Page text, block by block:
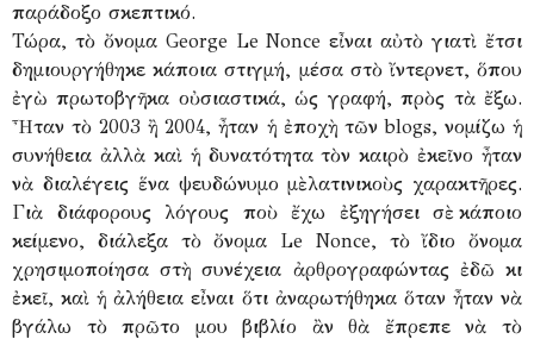
παράδοξο σκεπτικό.
Τώρα, τὸ ὄνομα George Le Nonce εἶναι αὐτὸ γιατὶ ἔτσι
δημιουργήθηκε κάποια στιγμή, μέσα στὸ ἴντερνετ, ὅπου
ἐγὼ πρωτοβγῆκα οὐσιαστικά, ὡς γραφή, πρὸς τὰ ἔξω.
Ἦταν τὸ 2003 ἢ 2004, ἦταν ἡ ἐποχὴ τῶν blogs, νομίζω ἡ
συνήθεια ἀλλὰ καὶ ἡ δυνατότητα τὸν καιρὸ ἐκεῖνο ἦταν
νὰ διαλέγεις ἕνα ψευδώνυμο μὲ λατινικοὺς χαρακτῆρες.
Γιὰ διάφορους λόγους ποὺ ἔχω ἐξηγήσει σὲ κάποιο
κείμενο, διάλεξα τὸ ὄνομα Le Nonce, τὸ ἴδιο ὄνομα
χρησιμοποίησα στὴ συνέχεια ἀρθρογραφώντας ἐδῶ κι
ἐκεῖ, καὶ ἡ ἀλήθεια εἶναι ὅτι ἀναρωτήθηκα ὅταν ἦταν νὰ
βγάλω τὸ πρῶτο μου βιβλίο ἂν θὰ ἔπρεπε νὰ τὸ